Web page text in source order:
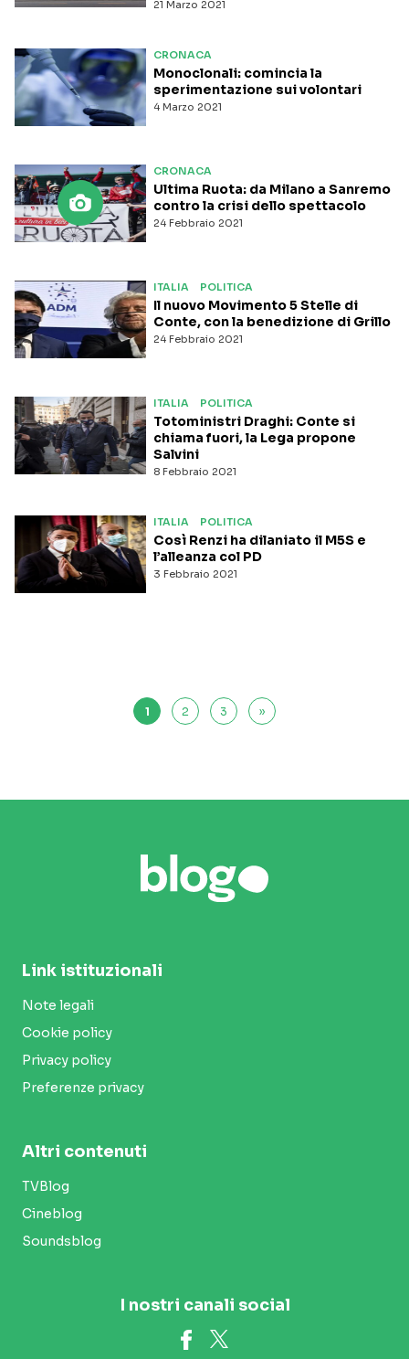
21 Marzo 2021
CRONACA
4 Marzo 2021
Monoclonali: comincia la
sperimentazione sui volontari
CRONACA
24 Febbraio 2021
Ultima Ruota: da Milano a Sanremo
contro la crisi dello spettacolo
ITALIA POLITICA
24 Febbraio 2021
Il nuovo Movimento 5 Stelle di
Conte, con la benedizione di Grillo
ITALIA POLITICA
8 Febbraio 2021
Totoministri Draghi: Conte si
chiama fuori, la Lega propone
Salvini
ITALIA POLITICA
3 Febbraio 2021
Così Renzi ha dilaniato il M5S e
l’alleanza col PD
1 2 3 »
Link istituzionali
Note legali
Cookie policy
Privacy policy
Preferenze privacy
Altri contenuti
TVBlog
Cineblog
Soundsblog
I nostri canali social